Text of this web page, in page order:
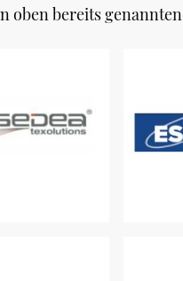
oben bereits genannten